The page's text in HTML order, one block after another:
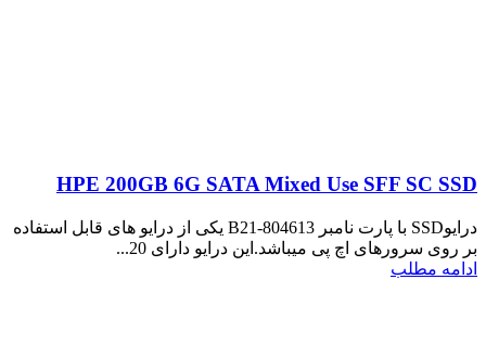
HPE 200GB 6G SATA Mixed Use SFF SC SSD
درایوSSD با پارت نامبر 804613-B21 یکی از درایو های قابل استفاده
بر روی سرورهای اچ پی میباشد.این درایو دارای 20...
ادامه مطلب